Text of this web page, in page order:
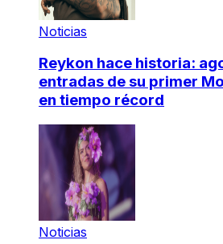
Noticias
Reykon hace historia:
entradas de su primer
en tiempo récord
Noticias